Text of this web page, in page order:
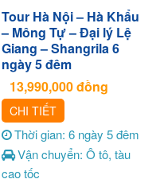
Tour Hà Nội – Hà Khẩu
– Mông Tự – Đại lý Lệ
Giang – Shangrila 6
ngày 5 đêm
13,990,000đồng
CHI TIẾT
Thời gian: 6 ngày 5 đêm
Vận chuyển: Ô tô, tàu
cao tốc